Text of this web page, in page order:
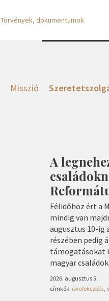
Törvények, dokumentumok
Misszió
A
Félidőhöz ért a
mindig van
augusztus 10-ig
részében pedig
támogatásokat
magyar
2026. augusztus 5.
címkék: iskolakezdés,